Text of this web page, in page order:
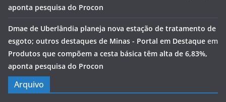
aponta pesquisa do Procon
Dmae de Uberlândia planeja nova estação de tratamento de
esgoto; outros destaques de Minas - Portal em Destaque em
Produtos que compõem a cesta básica têm alta de 6,83%,
aponta pesquisa do Procon
Arquivo